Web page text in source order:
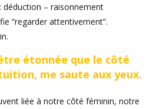
déduction – raisonnement
“regarder attentivement”.
étonnée que le côté
me saute aux yeux.
liée à notre côté féminin, notre